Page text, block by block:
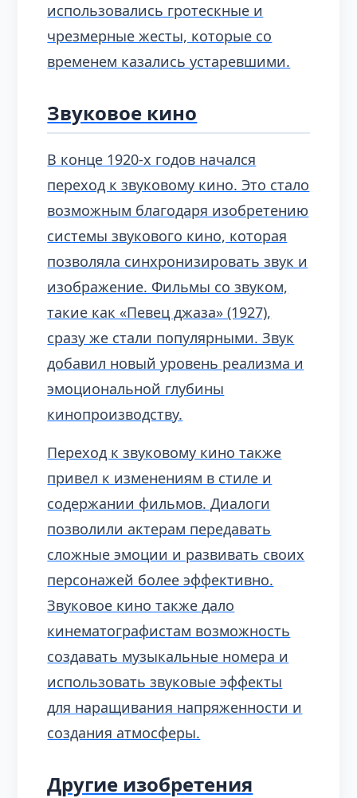
использовались гротескные и
чрезмерные жесты, которые со
временем казались устаревшими.
Звуковое кино
В конце 1920-х годов начался
переход к звуковому кино. Это стало
возможным благодаря изобретению
системы звукового кино, которая
позволяла синхронизировать звук и
изображение. Фильмы со звуком,
такие как «Певец джаза» (1927),
сразу же стали популярными. Звук
добавил новый уровень реализма и
эмоциональной глубины
кинопроизводству.
Переход к звуковому кино также
привел к изменениям в стиле и
содержании фильмов. Диалоги
позволили актерам передавать
сложные эмоции и развивать своих
персонажей более эффективно.
Звуковое кино также дало
кинематографистам возможность
создавать музыкальные номера и
использовать звуковые эффекты
для наращивания напряженности и
создания атмосферы.
Другие изобретения